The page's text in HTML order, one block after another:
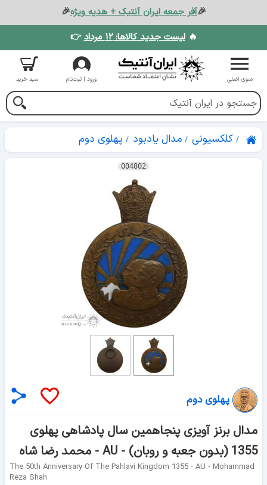
🎉آفر جمعه ایران آنتیک + هدیه ویژه🎉
🔥لیست جدید کالاها: ۱۲ مرداد 👉
منوی اصلی ورود | ثبت‌نام سبد خرید
کلکسیونی مدال یادبود پهلوی دوم
004802
پهلوی دوم
مدال برنز آویزی پنجاهمین سال پادشاهی پهلوی
1355 (بدون جعبه و روبان) - AU - محمد رضا شاه
The 50th Anniversary Of The Pahlavi Kingdom 1355 - AU - Mohammad
Reza Shah